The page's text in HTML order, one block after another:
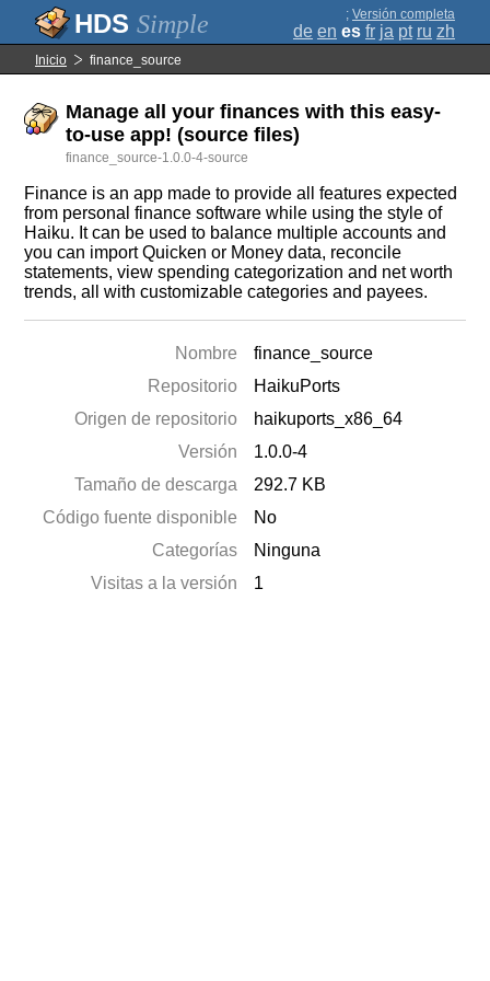
Simple ; Versión completa
de en es fr ja pt ru zh
Inicio finance_source
Manage all your finances with this easy-
to-use app! (source files)
finance_source-1.0.0-4-source
Finance is an app made to provide all features expected
from personal finance software while using the style of
Haiku. It can be used to balance multiple accounts and
you can import Quicken or Money data, reconcile
statements, view spending categorization and net worth
trends, all with customizable categories and payees.
Nombre
finance_source
Repositorio
HaikuPorts
Origen de repositorio
haikuports_x86_64
Versión
1.0.0-4
Tamaño de descarga
292.7 KB
Código fuente disponible
No
Categorías
Ninguna
Visitas a la versión
1